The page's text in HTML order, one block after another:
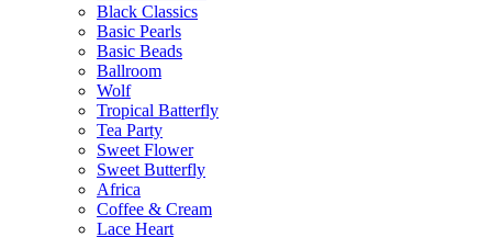
Black Classics
Basic Pearls
Basic Beads
Ballroom
Wolf
Tropical Batterfly
Tea Party
Sweet Flower
Sweet Butterfly
Africa
Coffee & Cream
Lace Heart